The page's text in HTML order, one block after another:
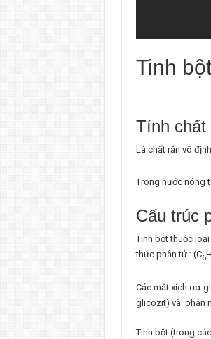
Tinh bột
Tính chất
Là chất rắn vô
Trong nước nóng
Cấu trúc
Tinh bột thuộc
thức phân tử : (C6H
Các mắt xích αα-
glicozit) và phân
Tinh bột (trong